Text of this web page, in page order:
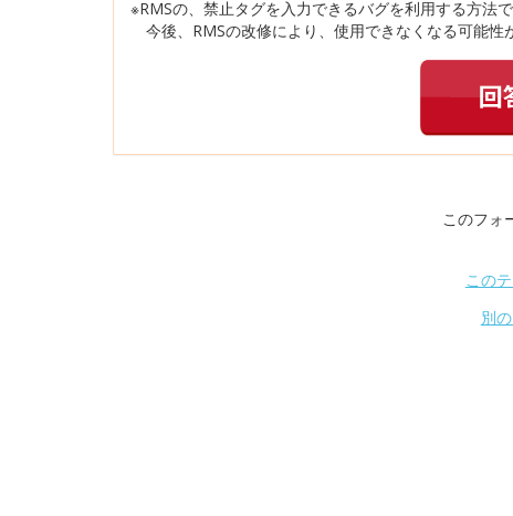
※RMSの、禁止タグを入力できるバグを利用する方法で
今後、RMSの改修により、使用できなくなる可能
このフォ
この
別